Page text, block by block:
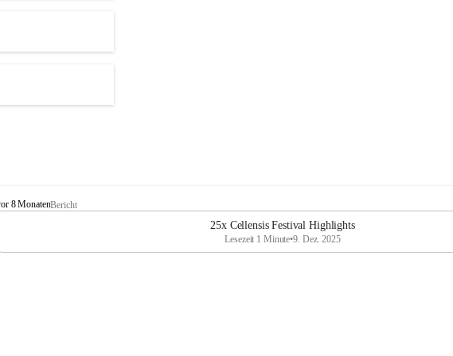
8 MonatenBericht
25x Cellensis Festival Highlights
Lesezeit 1 Minute•9. Dez. 2025